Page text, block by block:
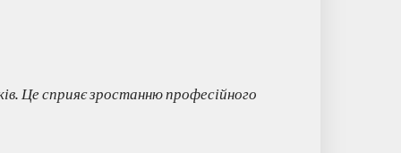
Це сприяє зростанню професійного